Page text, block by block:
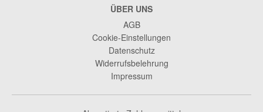
ÜBER UNS
AGB
Cookie-Einstellungen
Datenschutz
Widerrufsbelehrung
Impressum